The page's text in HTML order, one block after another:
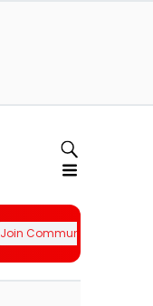
Join Community